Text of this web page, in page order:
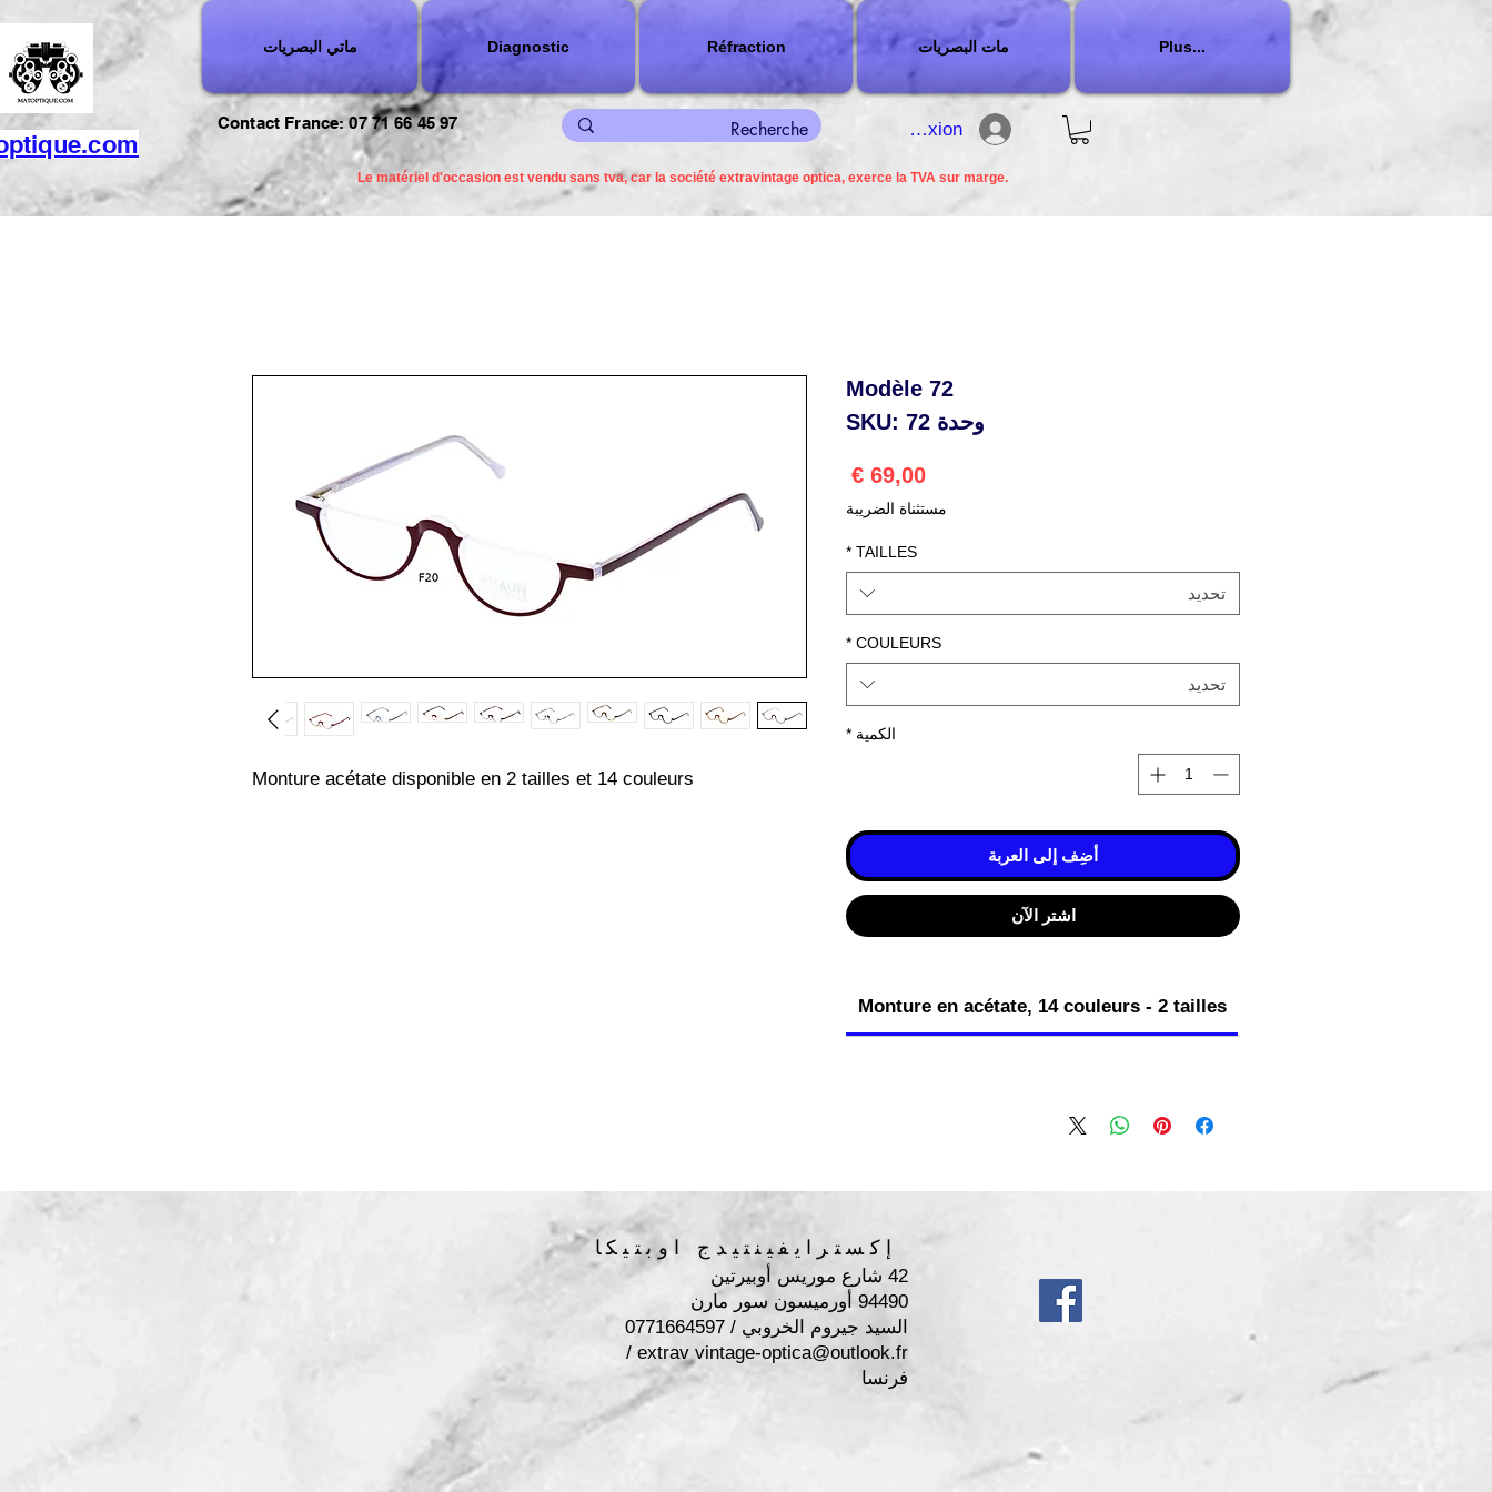
ماتي البصريات Diagnostic Réfraction مات البصريات Plus...
Contact France: 07 71 66 45 97 connexion
Le matériel d'occasion est vendu sans tva, car la société extravintage optica, exerce la TVA sur marge.
Monture acétate disponible en 2 tailles et 14 couleurs
Modèle 72
وحدة SKU: 72
السعر
مستثناة الضريبة
TAILLES
*
تحديد
COULEURS
*
تحديد
الكمية *
أضِف إلى العربة
اشترِ الآن
Monture en acétate, 14 couleurs - 2 tailles
إكسترايفينتيدج اوبتيكا
42 شارع موريس أوبيرتين
94490 أورميسون سور مارن
السيد جيروم الخروبي / 0771664597
extravvintage-optica@outlook.fr
/
فرنسا